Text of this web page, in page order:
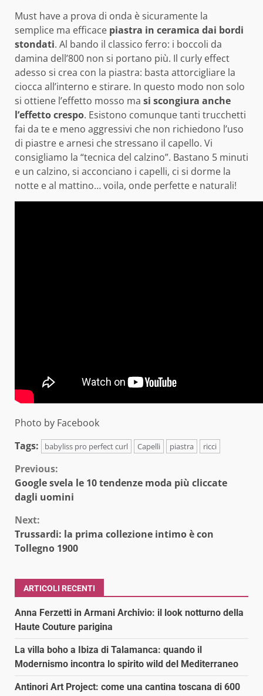
Must have a prova di onda è sicuramente la
semplice ma efficace piastra in ceramica dai bordi
stondati. Al bando il classico ferro: i boccoli da
damina dell’800 non si portano più. Il curly effect
adesso si crea con la piastra: basta attorcigliare la
ciocca all’interno e stirare. In questo modo non solo
si ottiene l’effetto mosso ma si scongiura anche
l’effetto crespo. Esistono comunque tanti trucchetti
fai da te e meno aggressivi che non richiedono l’uso
di piastre e arnesi che stressano il capello. Vi
consigliamo la “tecnica del calzino”. Bastano 5 minuti
e un calzino, si acconciano i capelli, ci si dorme la
notte e al mattino… voila, onde perfette e naturali!
Photo by Facebook
Tags:
babyliss pro perfect curl Capelli piastra ricci
Continue
Reading
Previous:
Google svela le 10 tendenze moda più cliccate
dagli uomini
Next:
Trussardi: la prima collezione intimo è con
Tollegno 1900
ARTICOLI RECENTI
Anna Ferzetti in Armani Archivio: il look notturno della
Haute Couture parigina
La villa boho a Ibiza di Talamanca: quando il
Modernismo incontra lo spirito wild del Mediterraneo
Antinori Art Project: come una cantina toscana di 600